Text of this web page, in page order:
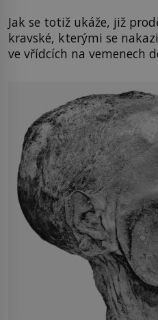
Jak se totiž ukáže, již
kravské, kterými se
ve vřídcích na vemenech